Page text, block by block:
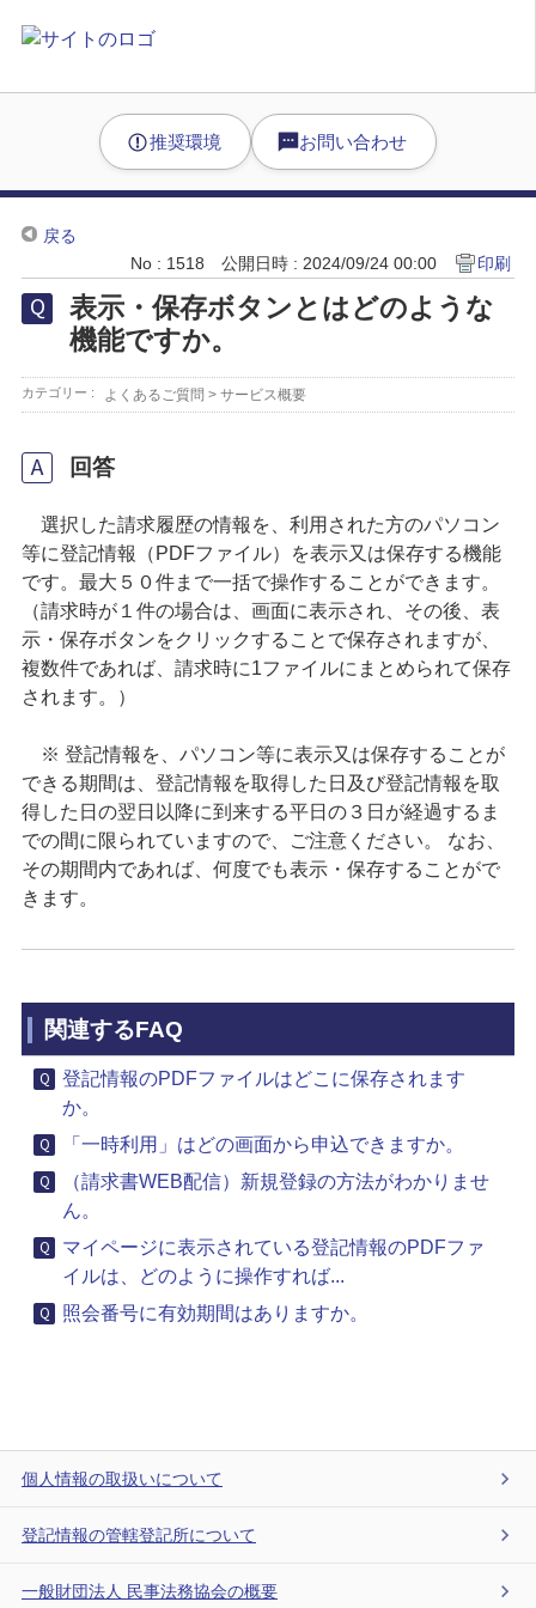
推奨環境 お問い合わせ
戻る
No : 1518
公開日時 : 2024/09/24 00:00 印刷
表示・保存ボタンとはどのような
機能ですか。
カテゴリー : よくあるご質問 > サービス概要
回答
選択した請求履歴の情報を、利用された方のパソコン
等に登記情報（PDFファイル）を表示又は保存する機能
です。最大５０件まで一括で操作することができます。
（請求時が１件の場合は、画面に表示され、その後、表
示・保存ボタンをクリックすることで保存されますが、
複数件であれば、請求時に1ファイルにまとめられて保存
されます。）
※ 登記情報を、パソコン等に表示又は保存することが
できる期間は、登記情報を取得した日及び登記情報を取
得した日の翌日以降に到来する平日の３日が経過するま
での間に限られていますので、ご注意ください。 なお、
その期間内であれば、何度でも表示・保存することがで
きます。
関連するFAQ
登記情報のPDFファイルはどこに保存されます
か。
「一時利用」はどの画面から申込できますか。
（請求書WEB配信）新規登録の方法がわかりませ
ん。
マイページに表示されている登記情報のPDFファ
イルは、どのように操作すれば...
照会番号に有効期間はありますか。
個人情報の取扱いについて
登記情報の管轄登記所について
一般財団法人 民事法務協会の概要